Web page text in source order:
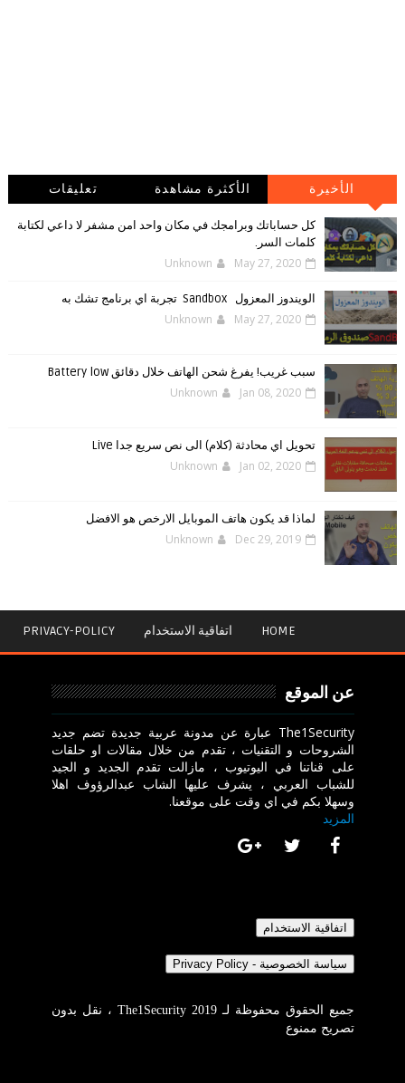
الأخيرة الأكثرة مشاهدة تعليقات
كل حساباتك وبرامجك في مكان واحد امن مشفر لا داعي لكتابة
كلمات السر.
Unknown May 27, 2020
الويندوز ‏المعزول ‏Sandbox ‎ ‎ ‏ ‏تجربة ‏اي ‏برنامج ‏تشك ‏به
Unknown May 27, 2020
سبب غريب! يفرغ شحن الهاتف خلال دقائق Battery low
Unknown Jan 08, 2020
تحويل اي محادثة (كلام) الى نص سريع جدا Live
Unknown Jan 02, 2020
لماذا قد يكون هاتف الموبايل الارخص هو الافضل
Unknown Dec 29, 2019
HOME اتفاقية الاستخدام PRIVACY-POLICY
عن الموقع
The1Security عبارة عن مدونة عربية جديدة تضم جديد
الشروحات و التقنيات ، تقدم من خلال مقالات او حلقات
على قناتنا في اليوتيوب ، مازالت تقدم الجديد و الجيد
للشباب العربي ، يشرف عليها الشاب عبدالرؤوف اهلا
وسهلا بكم في اي وقت على موقعنا.
المزيد
جميع الحقوق محفوظة لـ The1Security 2019 ، نقل بدون
تصريح ممنوع